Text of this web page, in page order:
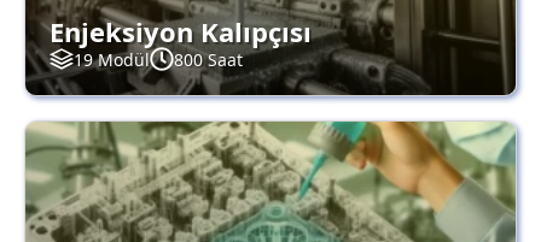
Enjeksiyon Kalıpçısı
19 Modül 800 Saat